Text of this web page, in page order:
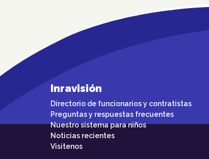
Inravisión
Directorio de funcionarios y contratistas
Preguntas y respuestas frecuentes
Nuestro sistema para niños
Noticias recientes
Visítenos